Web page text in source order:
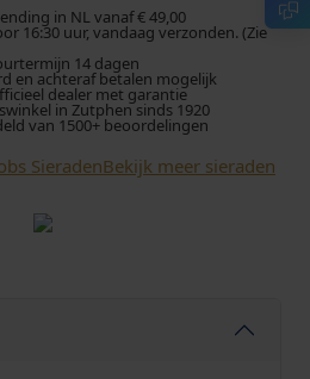
in NL vanaf € 49,00
16:30 uur, vandaag verzonden. (Zie
14 dagen
en achteraf betalen mogelijk
dealer met garantie
in Zutphen sinds 1920
van 1500+ beoordelingen
SieradenBekijk meer sieraden